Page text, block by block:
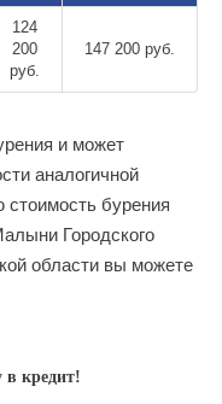
124
200
руб.
147 200 руб.
и может
аналогичной
бурения
Городского
области вы можете
в кредит!